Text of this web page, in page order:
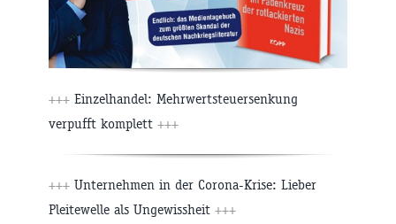
+++ Einzelhandel: Mehrwertsteuersenkung
verpufft komplett +++
+++ Unternehmen in der Corona-Krise: Lieber
Pleitewelle als Ungewissheit +++